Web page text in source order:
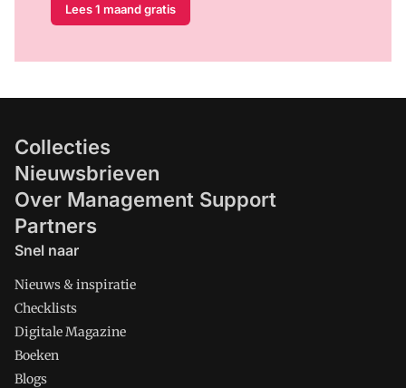
Lees 1 maand gratis
Collecties
Nieuwsbrieven
Over Management Support
Partners
Snel naar
Nieuws & inspiratie
Checklists
Digitale Magazine
Boeken
Blogs